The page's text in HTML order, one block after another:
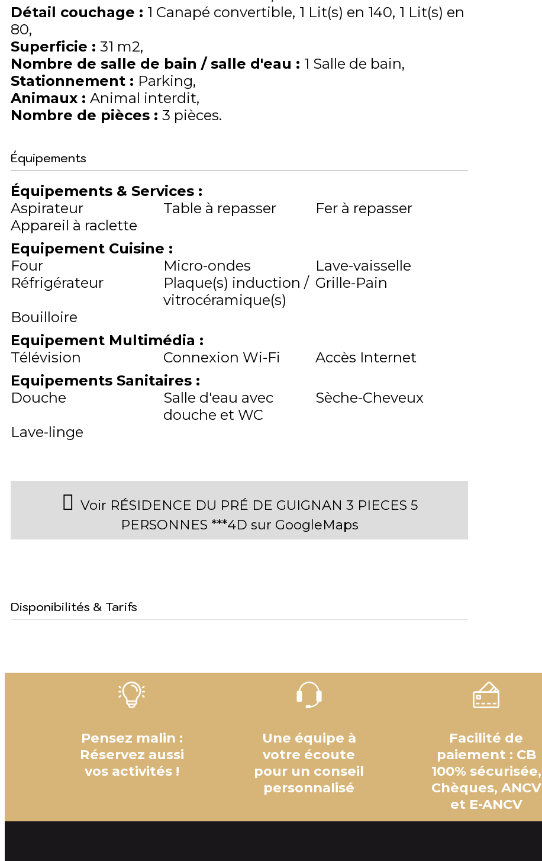
Détail couchage : 1 Canapé convertible 1 Lit(s) en 140 1 Lit(s) en
80
Superficie : 31 m2
Nombre de salle de bain / salle d'eau : 1 Salle de bain
Stationnement : Parking
Animaux : Animal interdit
Nombre de pièces : 3 pièces
Équipements
Équipements & Services :
Aspirateur
Table à repasser
Fer à repasser
Appareil à raclette
Equipement Cuisine :
Four
Micro-ondes
Lave-vaisselle
Réfrigérateur
Plaque(s) induction /
vitrocéramique(s)
Grille-Pain
Bouilloire
Equipement Multimédia :
Télévision
Connexion Wi-Fi
Accès Internet
Equipements Sanitaires :
Douche
Salle d'eau avec
douche et WC
Sèche-Cheveux
Lave-linge
Voir RÉSIDENCE DU PRÉ DE GUIGNAN 3 PIECES 5
PERSONNES ***4D sur GoogleMaps
Disponibilités & Tarifs
Pensez malin :
Réservez aussi
vos activités !
Une équipe à
votre écoute
pour un conseil
personnalisé
Facilité de
paiement : CB
100% sécurisée,
Chèques, ANCV
et E-ANCV